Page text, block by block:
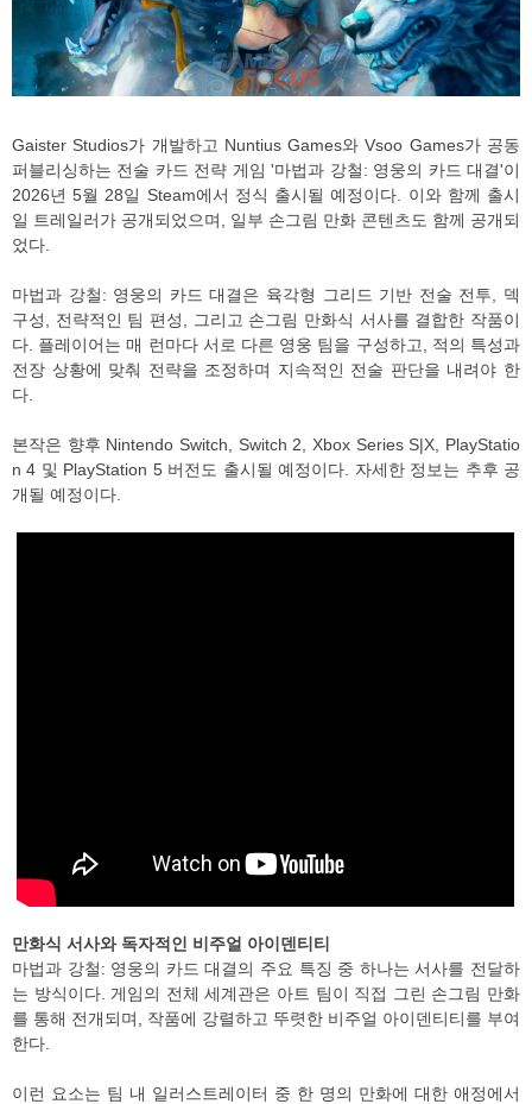
Gaister Studios가 개발하고 Nuntius Games와 Vsoo Games가 공동
퍼블리싱하는 전술 카드 전략 게임 '마법과 강철: 영웅의 카드 대결'이
2026년 5월 28일 Steam에서 정식 출시될 예정이다. 이와 함께 출시
일 트레일러가 공개되었으며, 일부 손그림 만화 콘텐츠도 함께 공개되
었다.
마법과 강철: 영웅의 카드 대결은 육각형 그리드 기반 전술 전투, 덱
구성, 전략적인 팀 편성, 그리고 손그림 만화식 서사를 결합한 작품이
다. 플레이어는 매 런마다 서로 다른 영웅 팀을 구성하고, 적의 특성과
전장 상황에 맞춰 전략을 조정하며 지속적인 전술 판단을 내려야 한
다.
본작은 향후 Nintendo Switch, Switch 2, Xbox Series S|X, PlayStatio
n 4 및 PlayStation 5 버전도 출시될 예정이다. 자세한 정보는 추후 공
개될 예정이다.
만화식 서사와 독자적인 비주얼 아이덴티티
마법과 강철: 영웅의 카드 대결의 주요 특징 중 하나는 서사를 전달하
는 방식이다. 게임의 전체 세계관은 아트 팀이 직접 그린 손그림 만화
를 통해 전개되며, 작품에 강렬하고 뚜렷한 비주얼 아이덴티티를 부여
한다.
이런 요소는 팀 내 일러스트레이터 중 한 명의 만화에 대한 애정에서